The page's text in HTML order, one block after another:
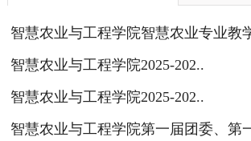
智慧农业与工程学院智慧农业专业教
智慧农业与工程学院2025-202..
智慧农业与工程学院2025-202..
智慧农业与工程学院第一届团委、第